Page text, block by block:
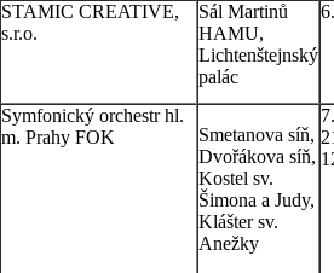
STAMIC CREATIVE,
s.r.o.
Sál Martinů
HAMU,
Lichtenštejnský
palác
Symfonický orchestr hl.
m. Prahy FOK
Smetanova síň,
Dvořákova síň,
Kostel sv.
Šimona a Judy,
Klášter sv.
Anežky